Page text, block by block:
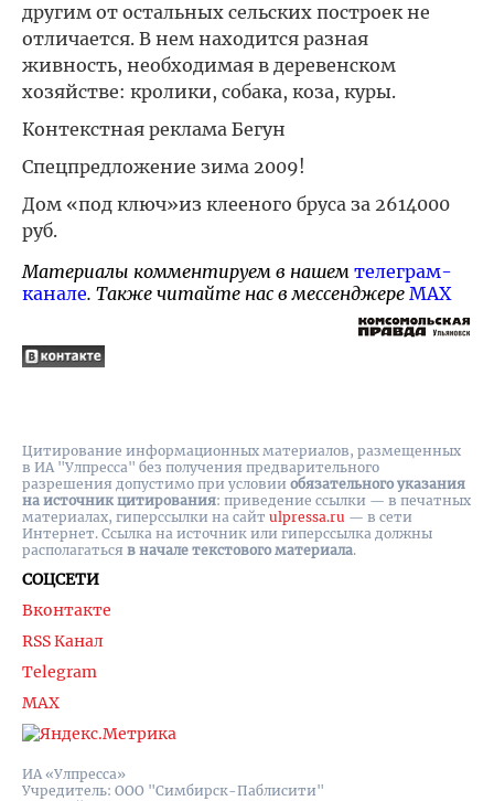
другим от остальных сельских построек не
отличается. В нем находится разная
живность, необходимая в деревенском
хозяйстве: кролики, собака, коза, куры.
Контекстная реклама Бегун
Спецпредложение зима 2009!
Дом «под ключ»из клееного бруса за 2614000
руб.
Материалы комментируем в нашем телеграм-
канале. Также читайте нас в мессенджере MAX
ИА «Улпресса»
Учредитель: ООО "Симбирск-Паблисити"
СОЦСЕТИ
Вконтакте
RSS Канал
Telegram
MAX
Цитирование информационных материалов, размещенных
в ИА "Улпресса" без получения предварительного
разрешения допустимо при условии обязательного указания
на источник цитирования: приведение ссылки — в печатных
материалах, гиперссылки на cайт ulpressa.ru — в сети
Интернет. Ссылка на источник или гиперссылка должны
располагаться в начале текстового материала.